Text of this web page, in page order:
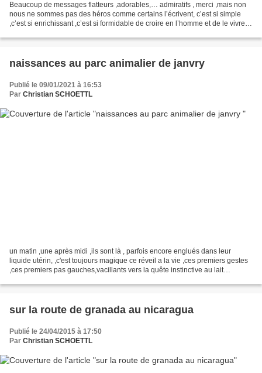
Beaucoup de messages flatteurs ,adorables,… admiratifs , merci ,mais non
nous ne sommes pas des héros comme certains l’écrivent, c’est si simple
,c’est si enrichissant ,c’est si formidable de croire en l’homme et de le vivre
naissances au parc animalier de janvry
Publié le 09/01/2021 à 16:53
Par Christian SCHOETTL
un matin ,une après midi ,ils sont là , parfois encore englués dans leur
liquide utérin, ,c'est toujours magique ce réveil a la vie ,ces premiers gestes
,ces premiers pas gauches,vacillants vers la quête instinctive au lait
sur la route de granada au nicaragua
Publié le 24/04/2015 à 17:50
Par Christian SCHOETTL